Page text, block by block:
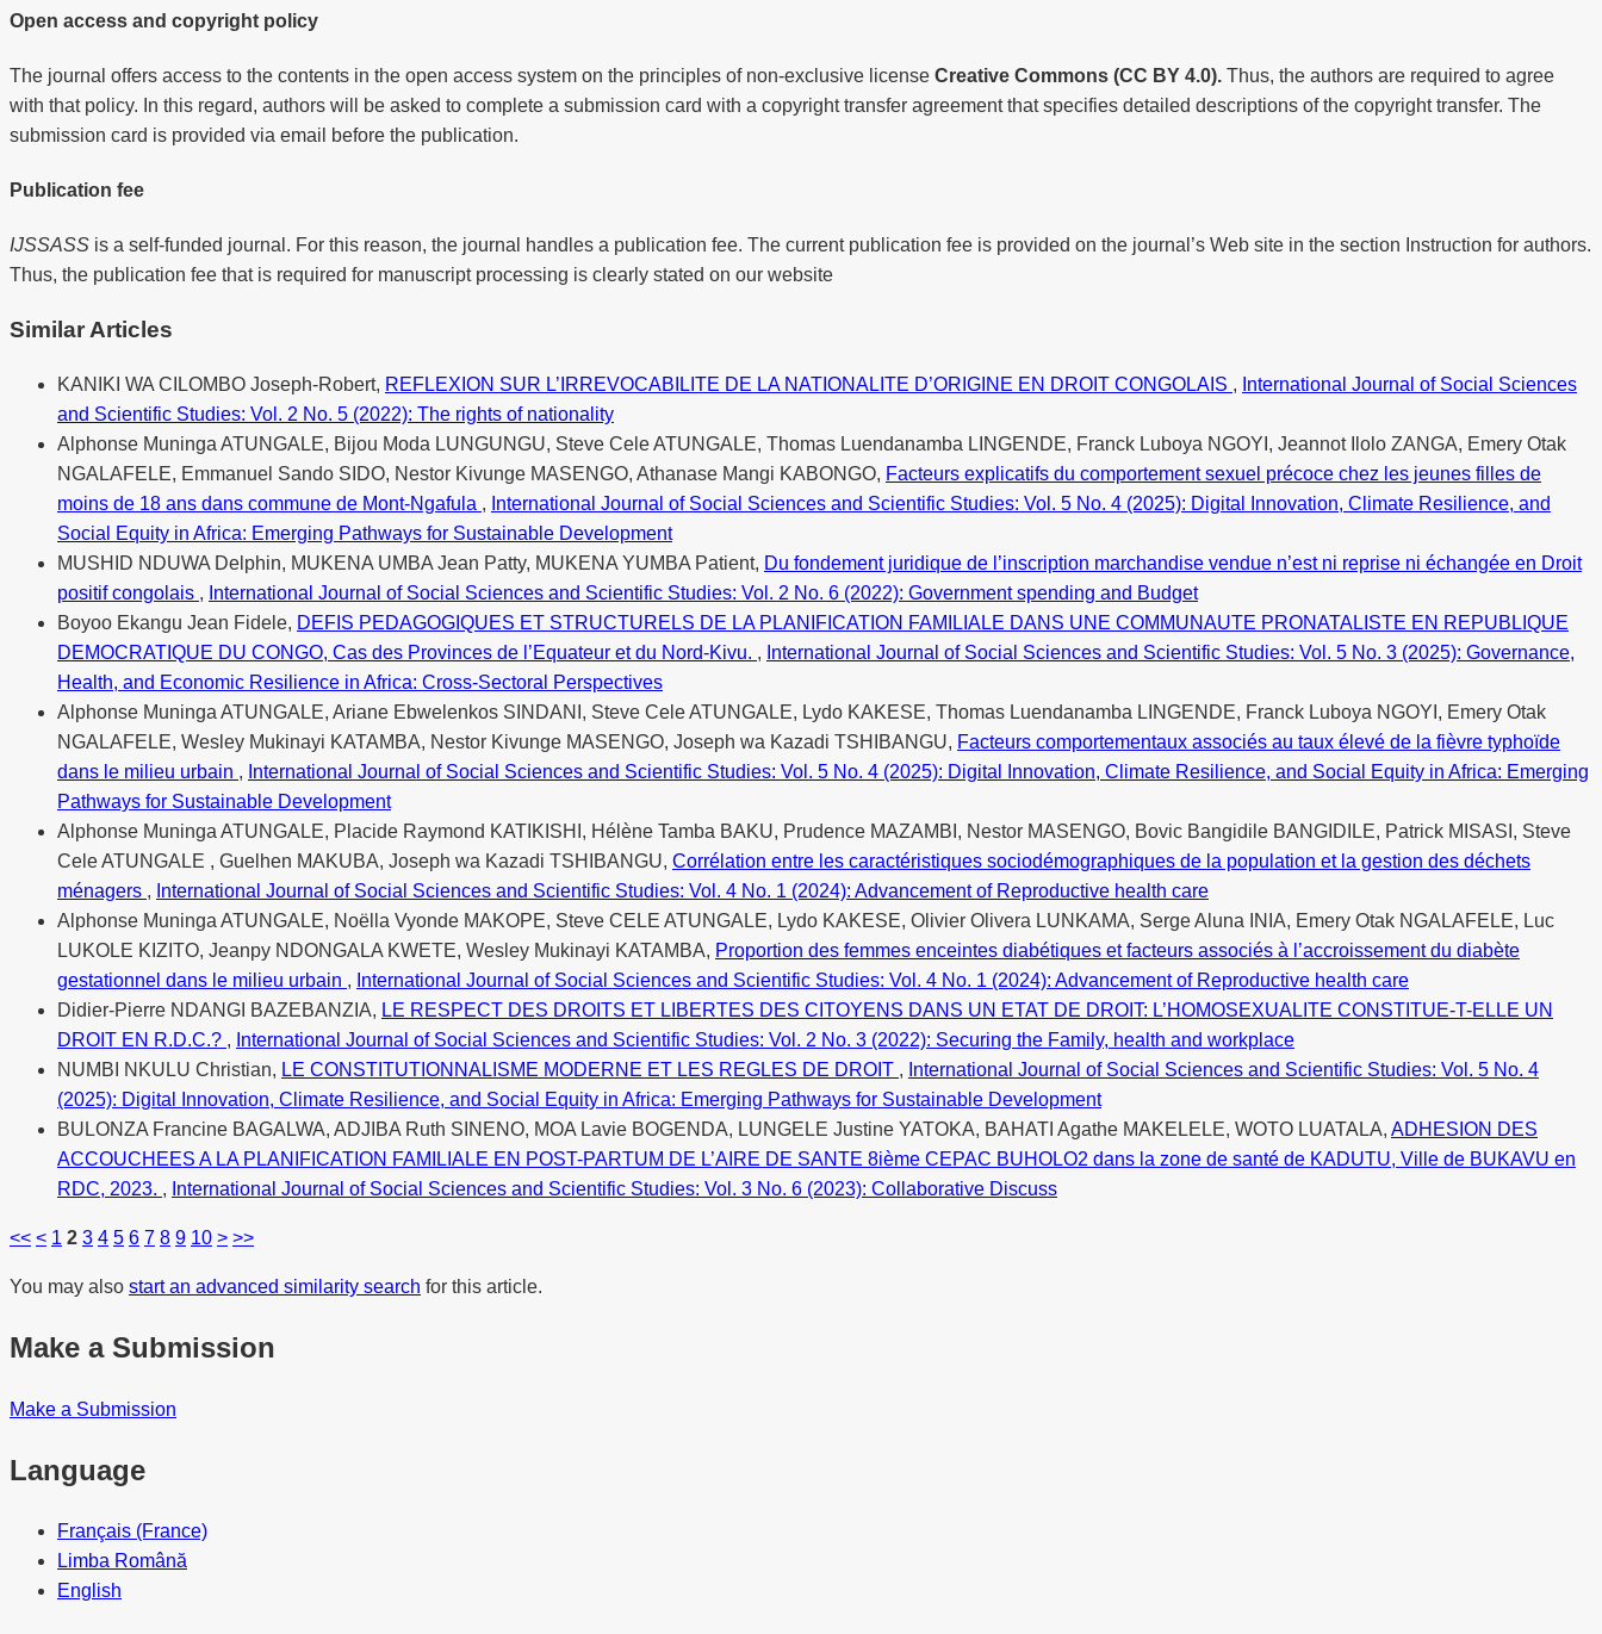
Open access and copyright policy
The journal offers access to the contents in the open access system on the principles of non-exclusive license Creative Commons (CC BY 4.0). Thus, the authors are required to agree
with that policy. In this regard, authors will be asked to complete a submission card with a copyright transfer agreement that specifies detailed descriptions of the copyright transfer. The
submission card is provided via email before the publication.
Publication fee
IJSSASS is a self-funded journal. For this reason, the journal handles a publication fee. The current publication fee is provided on the journal’s Web site in the section Instruction for authors.
Thus, the publication fee that is required for manuscript processing is clearly stated on our website
Similar Articles
KANIKI WA CILOMBO Joseph-Robert, REFLEXION SUR L’IRREVOCABILITE DE LA NATIONALITE D’ORIGINE EN DROIT CONGOLAIS , International Journal of Social Sciences
and Scientific Studies: Vol. 2 No. 5 (2022): The rights of nationality
Alphonse Muninga ATUNGALE, Bijou Moda LUNGUNGU, Steve Cele ATUNGALE, Thomas Luendanamba LINGENDE, Franck Luboya NGOYI, Jeannot Ilolo ZANGA, Emery Otak
NGALAFELE, Emmanuel Sando SIDO, Nestor Kivunge MASENGO, Athanase Mangi KABONGO, Facteurs explicatifs du comportement sexuel précoce chez les jeunes filles de
moins de 18 ans dans commune de Mont-Ngafula , International Journal of Social Sciences and Scientific Studies: Vol. 5 No. 4 (2025): Digital Innovation, Climate Resilience, and
Social Equity in Africa: Emerging Pathways for Sustainable Development
MUSHID NDUWA Delphin, MUKENA UMBA Jean Patty, MUKENA YUMBA Patient, Du fondement juridique de l’inscription marchandise vendue n’est ni reprise ni échangée en Droit
positif congolais , International Journal of Social Sciences and Scientific Studies: Vol. 2 No. 6 (2022): Government spending and Budget
Boyoo Ekangu Jean Fidele, DEFIS PEDAGOGIQUES ET STRUCTURELS DE LA PLANIFICATION FAMILIALE DANS UNE COMMUNAUTE PRONATALISTE EN REPUBLIQUE
DEMOCRATIQUE DU CONGO, Cas des Provinces de l’Equateur et du Nord-Kivu. , International Journal of Social Sciences and Scientific Studies: Vol. 5 No. 3 (2025): Governance,
Health, and Economic Resilience in Africa: Cross-Sectoral Perspectives
Alphonse Muninga ATUNGALE, Ariane Ebwelenkos SINDANI, Steve Cele ATUNGALE, Lydo KAKESE, Thomas Luendanamba LINGENDE, Franck Luboya NGOYI, Emery Otak
NGALAFELE, Wesley Mukinayi KATAMBA, Nestor Kivunge MASENGO, Joseph wa Kazadi TSHIBANGU, Facteurs comportementaux associés au taux élevé de la fièvre typhoïde
dans le milieu urbain , International Journal of Social Sciences and Scientific Studies: Vol. 5 No. 4 (2025): Digital Innovation, Climate Resilience, and Social Equity in Africa: Emerging
Pathways for Sustainable Development
Alphonse Muninga ATUNGALE, Placide Raymond KATIKISHI, Hélène Tamba BAKU, Prudence MAZAMBI, Nestor MASENGO, Bovic Bangidile BANGIDILE, Patrick MISASI, Steve
Cele ATUNGALE , Guelhen MAKUBA, Joseph wa Kazadi TSHIBANGU, Corrélation entre les caractéristiques sociodémographiques de la population et la gestion des déchets
ménagers , International Journal of Social Sciences and Scientific Studies: Vol. 4 No. 1 (2024): Advancement of Reproductive health care
Alphonse Muninga ATUNGALE, Noëlla Vyonde MAKOPE, Steve CELE ATUNGALE, Lydo KAKESE, Olivier Olivera LUNKAMA, Serge Aluna INIA, Emery Otak NGALAFELE, Luc
LUKOLE KIZITO, Jeanpy NDONGALA KWETE, Wesley Mukinayi KATAMBA, Proportion des femmes enceintes diabétiques et facteurs associés à l’accroissement du diabète
gestationnel dans le milieu urbain , International Journal of Social Sciences and Scientific Studies: Vol. 4 No. 1 (2024): Advancement of Reproductive health care
Didier-Pierre NDANGI BAZEBANZIA, LE RESPECT DES DROITS ET LIBERTES DES CITOYENS DANS UN ETAT DE DROIT: L’HOMOSEXUALITE CONSTITUE-T-ELLE UN
DROIT EN R.D.C.? , International Journal of Social Sciences and Scientific Studies: Vol. 2 No. 3 (2022): Securing the Family, health and workplace
NUMBI NKULU Christian, LE CONSTITUTIONNALISME MODERNE ET LES REGLES DE DROIT , International Journal of Social Sciences and Scientific Studies: Vol. 5 No. 4
(2025): Digital Innovation, Climate Resilience, and Social Equity in Africa: Emerging Pathways for Sustainable Development
BULONZA Francine BAGALWA, ADJIBA Ruth SINENO, MOA Lavie BOGENDA, LUNGELE Justine YATOKA, BAHATI Agathe MAKELELE, WOTO LUATALA, ADHESION DES
ACCOUCHEES A LA PLANIFICATION FAMILIALE EN POST-PARTUM DE L’AIRE DE SANTE 8ième CEPAC BUHOLO2 dans la zone de santé de KADUTU, Ville de BUKAVU en
RDC, 2023. , International Journal of Social Sciences and Scientific Studies: Vol. 3 No. 6 (2023): Collaborative Discuss
<< < 1 2 3 4 5 6 7 8 9 10 > >>
You may also start an advanced similarity search for this article.
Make a Submission
Make a Submission
Language
Français (France)
Limba Română
English